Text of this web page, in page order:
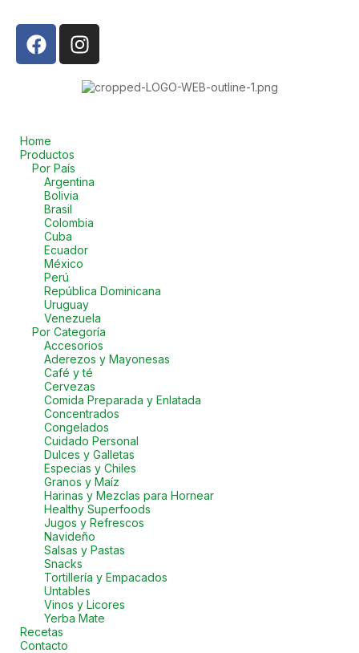
Home
Productos
Por País
Argentina
Bolivia
Brasil
Colombia
Cuba
Ecuador
México
Perú
República Dominicana
Uruguay
Venezuela
Por Categoría
Accesorios
Aderezos y Mayonesas
Café y té
Cervezas
Comida Preparada y Enlatada
Concentrados
Congelados
Cuidado Personal
Dulces y Galletas
Especias y Chiles
Granos y Maíz
Harinas y Mezclas para Hornear
Healthy Superfoods
Jugos y Refrescos
Navideño
Salsas y Pastas
Snacks
Tortillería y Empacados
Untables
Vinos y Licores
Yerba Mate
Recetas
Contacto